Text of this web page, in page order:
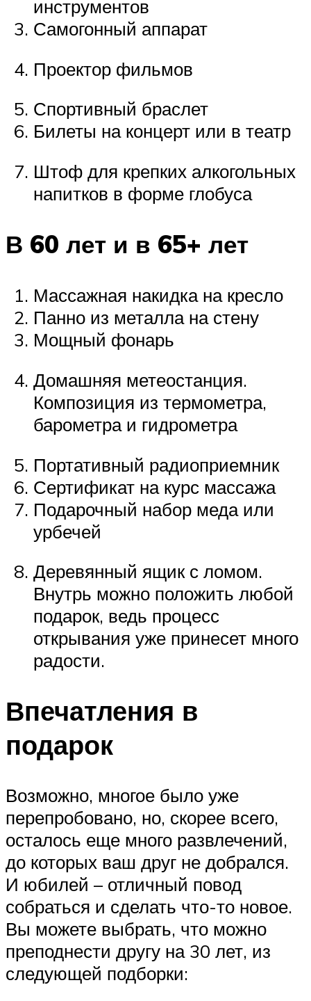
инструментов
Самогонный аппарат
Проектор фильмов
Спортивный браслет
Билеты на концерт или в театр
Штоф для крепких алкогольных
напитков в форме глобуса
В 60 лет и в 65+ лет
Массажная накидка на кресло
Панно из металла на стену
Мощный фонарь
Домашняя метеостанция.
Композиция из термометра,
барометра и гидрометра
Портативный радиоприемник
Сертификат на курс массажа
Подарочный набор меда или
урбечей
Деревянный ящик с ломом.
Внутрь можно положить любой
подарок, ведь процесс
открывания уже принесет много
радости.
Впечатления в
подарок
Возможно, многое было уже
перепробовано, но, скорее всего,
осталось еще много развлечений,
до которых ваш друг не добрался.
И юбилей – отличный повод
собраться и сделать что-то новое.
Вы можете выбрать, что можно
преподнести другу на 30 лет, из
следующей подборки: